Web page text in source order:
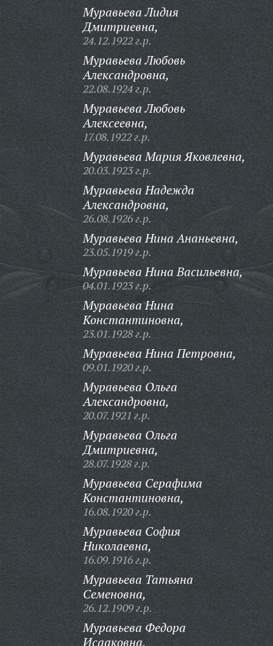
Муравьева Лидия
Дмитриевна,
24.12.1922 г.р.
Муравьева Любовь
Александровна,
22.08.1924 г.р.
Муравьева Любовь
Алексеевна,
17.08.1922 г.р.
Муравьева Мария Яковлевна,
20.03.1923 г.р.
Муравьева Надежда
Александровна,
26.08.1926 г.р.
Муравьева Нина Ананьевна,
23.05.1919 г.р.
Муравьева Нина Васильевна,
04.01.1923 г.р.
Муравьева Нина
Константиновна,
23.01.1928 г.р.
Муравьева Нина Петровна,
09.01.1920 г.р.
Муравьева Ольга
Александровна,
20.07.1921 г.р.
Муравьева Ольга
Дмитриевна,
28.07.1928 г.р.
Муравьева Серафима
Константиновна,
16.08.1920 г.р.
Муравьева София
Николаевна,
16.09.1916 г.р.
Муравьева Татьяна
Семеновна,
26.12.1909 г.р.
Муравьева Федора
Исааковна,